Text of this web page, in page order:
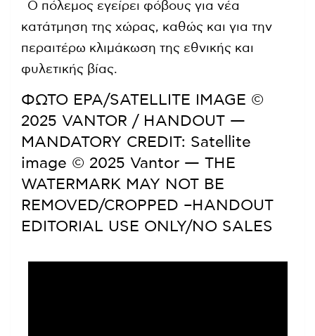
Ο πόλεμος εγείρει φόβους για νέα
κατάτμηση της χώρας, καθώς και για την
περαιτέρω κλιμάκωση της εθνικής και
φυλετικής βίας.
ΦΩΤΟ EPA/SATELLITE IMAGE ©
2025 VANTOR / HANDOUT —
MANDATORY CREDIT: Satellite
image © 2025 Vantor — THE
WATERMARK MAY NOT BE
REMOVED/CROPPED –HANDOUT
EDITORIAL USE ONLY/NO SALES